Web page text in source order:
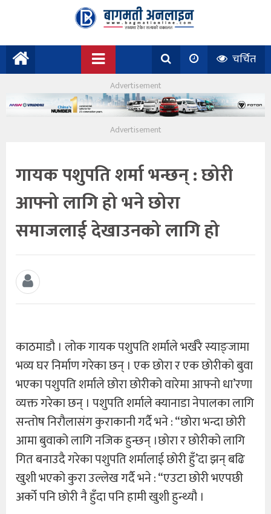
चर्चित
गायक पशुपति शर्मा भन्छन् : छोरी
आफ्नो लागि हो भने छोरा
समाजलाई देखाउनको लागि हो
काठमाडौ । लोक गायक पशुपति शर्माले भर्खरै स्याङ्जामा
भव्य घर निर्माण गरेका छन् । एक छोरा र एक छोरीको बुवा
भएका पशुपति शर्माले छोरा छोरीको वारेमा आफ्नो धा’रणा
व्यक्त गरेका छन् । पशुपति शर्माले क्यानाडा नेपालका लागि
सन्तोष निरौलासंग कुराकानी गर्दै भने : “छोरा भन्दा छोरी
आमा बुवाको लागि नजिक हुन्छन् ।छोरा र छोरीको लागि
गित बनाउदै गरेका पशुपति शर्मालाई छोरी हुँ’दा झन् बढि
खुशी भएको कुरा उल्लेख गर्दै भने : “एउटा छोरी भएपछी
अर्को पनि छोरी नै हुँदा पनि हामी खुशी हुन्थ्यौ ।